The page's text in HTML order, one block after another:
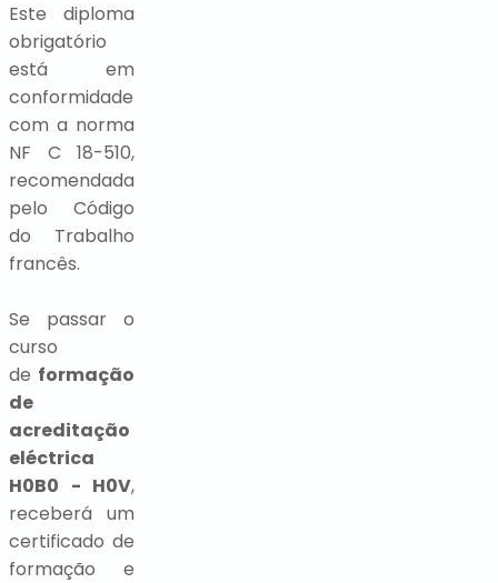
Este diploma
obrigatório
está em
conformidade
com a norma
NF C 18-510,
recomendada
pelo Código
do Trabalho
francês.
Se passar o
curso
de formação
de
acreditação
eléctrica
H0B0 - H0V,
receberá um
certificado de
formação e